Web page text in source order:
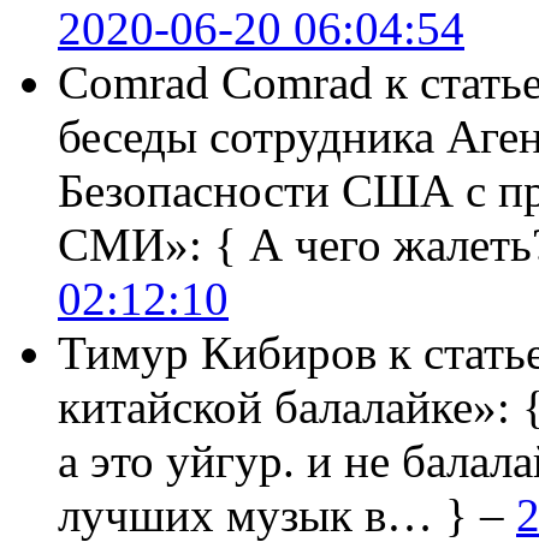
2020-06-20 06:04:54
Comrad Comrad к
беседы сотрудника
Безопасности США с
СМИ»: { А чего
02:12:10
Тимур Кибиров к
китайской балалайке»:
а это уйгур. и не
лучших музык в… } –